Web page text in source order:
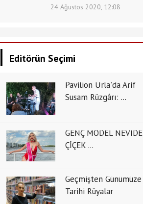
24 Ağustos 2020, 12:08
Editörün Seçimi
Pavilion Urla'da Arif
Susam Rüzgârı: ...
GENÇ MODEL NEVİDE
ÇİÇEK ...
Geçmişten Günümüze
Tarihi Rüyalar